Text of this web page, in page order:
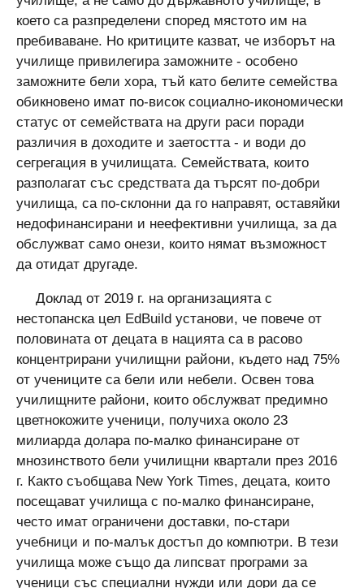
което са разпределени според мястото им на
пребиваване. Но критиците казват, че изборът на
училище привилегира заможните - особено
заможните бели хора, тъй като белите семейства
обикновено имат по-висок социално-икономически
статус от семействата на други раси поради
различия в доходите и заетостта - и води до
сегрегация в училищата. Семействата, които
разполагат със средствата да търсят по-добри
училища, са по-склонни да го направят, оставяйки
недофинансирани и неефективни училища, за да
обслужват само онези, които нямат възможност
да отидат другаде.
Доклад от 2019 г. на организацията с
нестопанска цел EdBuild установи, че повече от
половината от децата в нацията са в расово
концентрирани училищни райони, където над 75%
от учениците са бели или небели. Освен това
училищните райони, които обслужват предимно
цветнокожите ученици, получиха около 23
милиарда долара по-малко финансиране от
мнозинството бели училищни квартали през 2016
г. Както съобщава New York Times, децата, които
посещават училища с по-малко финансиране,
често имат ограничени доставки, по-стари
учебници и по-малък достъп до компютри. В тези
училища може също да липсват програми за
ученици със специални нужди или дори да се